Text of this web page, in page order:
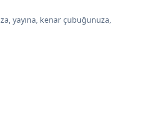
yayına, kenar çubuğunuza,